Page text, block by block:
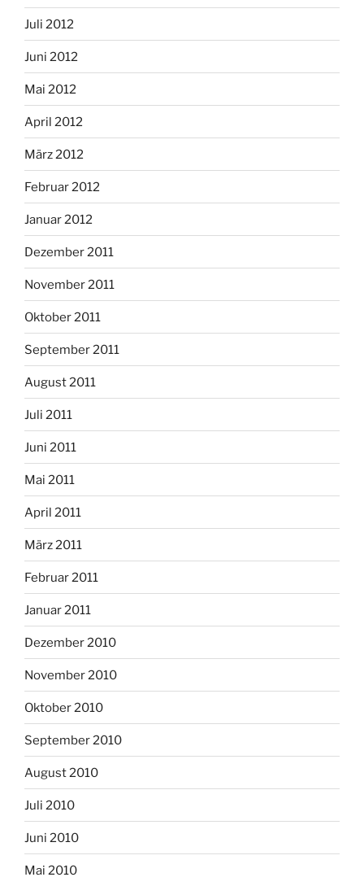
Juli 2012
Juni 2012
Mai 2012
April 2012
März 2012
Februar 2012
Januar 2012
Dezember 2011
November 2011
Oktober 2011
September 2011
August 2011
Juli 2011
Juni 2011
Mai 2011
April 2011
März 2011
Februar 2011
Januar 2011
Dezember 2010
November 2010
Oktober 2010
September 2010
August 2010
Juli 2010
Juni 2010
Mai 2010